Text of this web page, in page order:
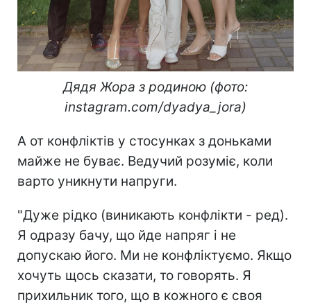
Дядя Жора з родиною (фото:
instagram.com/dyadya_jora)
А от конфліктів у стосунках з доньками
майже не буває. Ведучий розуміє, коли
варто уникнути напруги.
"Дуже рідко (виникають конфлікти - ред).
Я одразу бачу, що йде напряг і не
допускаю його. Ми не конфліктуємо. Якщо
хочуть щось сказати, то говорять. Я
прихильник того, що в кожного є своя